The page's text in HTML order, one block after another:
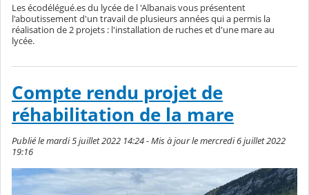
Les écodélégué.es du lycée de l 'Albanais vous présentent
l'aboutissement d'un travail de plusieurs années qui a permis la
réalisation de 2 projets : l'installation de ruches et d'une mare au
lycée.
Compte rendu projet de
réhabilitation de la mare
Publié le mardi 5 juillet 2022 14:24 - Mis à jour le mercredi 6 juillet 2022
19:16